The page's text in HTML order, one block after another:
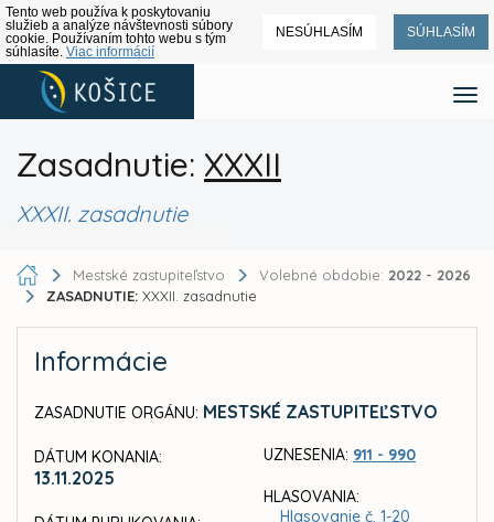
Tento web používa k poskytovaniu
služieb a analýze návštevnosti súbory
cookie. Používaním tohto webu s tým
súhlasíte. Viac informácií
NESÚHLASÍM SÚHLASÍM
Zasadnutie: XXXII
XXXII. zasadnutie
Mestské zastupiteľstvo Volebné obdobie: 2022 - 2026
ZASADNUTIE: XXXII. zasadnutie
Informácie
ZASADNUTIE ORGÁNU: MESTSKÉ ZASTUPITEĽSTVO
DÁTUM KONANIA:
13.11.2025
UZNESENIA: 911 - 990
HLASOVANIA:
Hlasovanie č. 1-20